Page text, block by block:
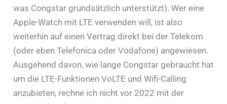
was Congstar grundsätzlich unterstützt). Wer eine
Apple-Watch mit LTE verwenden will, ist also
weiterhin auf einen Vertrag direkt bei der Telekom
(oder eben Telefonica oder Vodafone) angewiesen.
Ausgehend davon, wie lange Congstar gebraucht hat
um die LTE-Funktionen VoLTE und Wifi-Calling
anzubieten, rechne ich nicht vor 2022 mit der